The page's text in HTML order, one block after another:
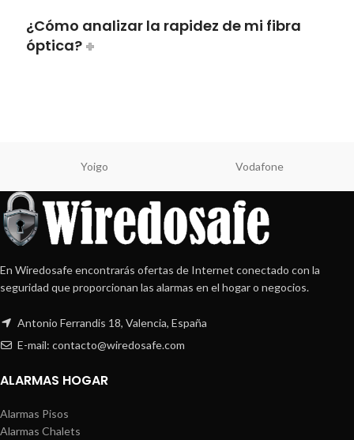
¿Cómo analizar la rapidez de mi fibra
óptica?
Yoigo Vodafone
En Wiredosafe encontrarás ofertas de Internet conectado con la
seguridad que proporcionan las alarmas en el hogar o negocios.
Antonio Ferrandis 18, Valencia, España
E-mail: contacto@wiredosafe.com
ALARMAS HOGAR
Alarmas Pisos
Alarmas Chalets